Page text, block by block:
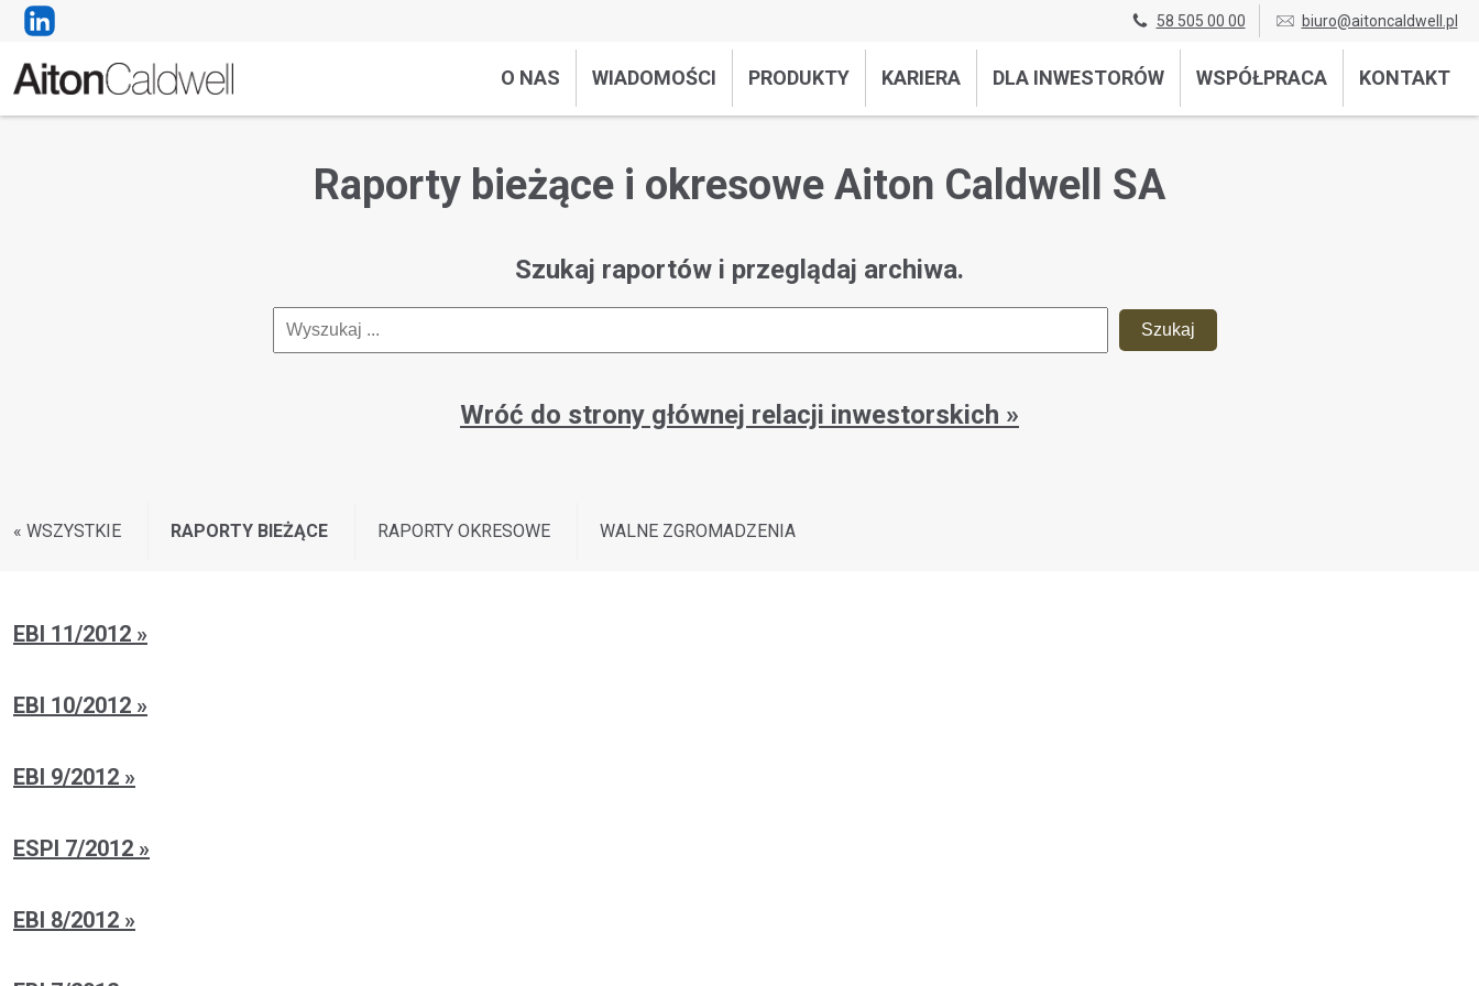
58 505 00 00 biuro@aitoncaldwell.pl
O NAS WIADOMOŚCI PRODUKTY KARIERA DLA INWESTORÓW WSPÓŁPRACA KONTAKT
Raporty bieżące i okresowe Aiton Caldwell SA
Szukaj raportów i przeglądaj archiwa.
Wróć do strony głównej relacji inwestorskich »
« WSZYSTKIE RAPORTY BIEŻĄCE RAPORTY OKRESOWE WALNE ZGROMADZENIA
EBI 11/2012
EBI 10/2012
EBI 9/2012
ESPI 7/2012
EBI 8/2012